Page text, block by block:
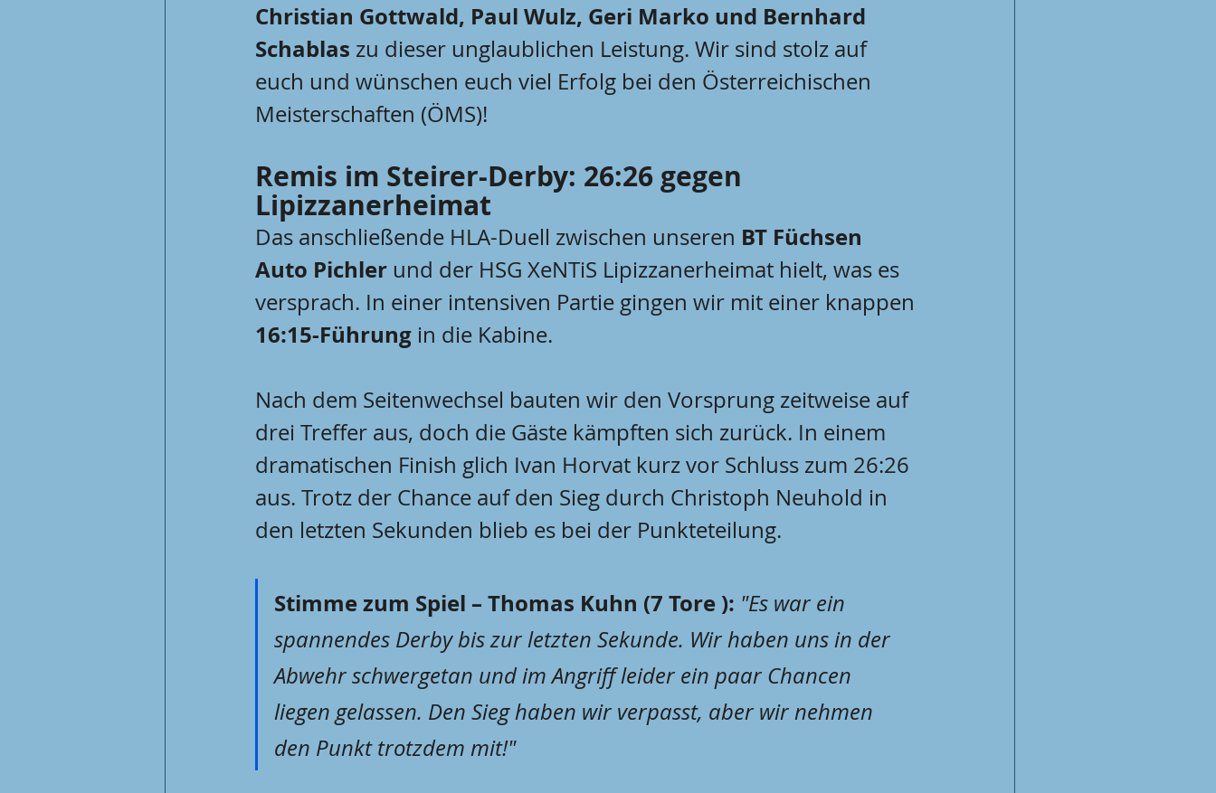
Christian Gottwald, Paul Wulz, Geri Marko und Bernhard
Schablas zu dieser unglaublichen Leistung. Wir sind stolz auf
euch und wünschen euch viel Erfolg bei den Österreichischen
Meisterschaften (ÖMS)!
Remis im Steirer-Derby: 26:26 gegen
Lipizzanerheimat
Das anschließende HLA-Duell zwischen unseren BT Füchsen
Auto Pichler und der HSG XeNTiS Lipizzanerheimat hielt, was es
versprach. In einer intensiven Partie gingen wir mit einer knappen
16:15-Führung in die Kabine.
Nach dem Seitenwechsel bauten wir den Vorsprung zeitweise auf
drei Treffer aus, doch die Gäste kämpften sich zurück. In einem
dramatischen Finish glich Ivan Horvat kurz vor Schluss zum 26:26
aus. Trotz der Chance auf den Sieg durch Christoph Neuhold in
den letzten Sekunden blieb es bei der Punkteteilung.
Stimme zum Spiel – Thomas Kuhn (7 Tore ): "Es war ein
spannendes Derby bis zur letzten Sekunde. Wir haben uns in der
Abwehr schwergetan und im Angriff leider ein paar Chancen
liegen gelassen. Den Sieg haben wir verpasst, aber wir nehmen
den Punkt trotzdem mit!"